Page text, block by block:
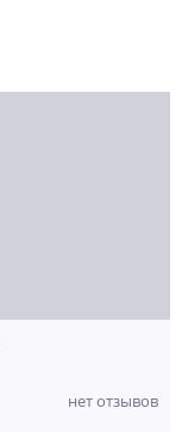
нет отзывов